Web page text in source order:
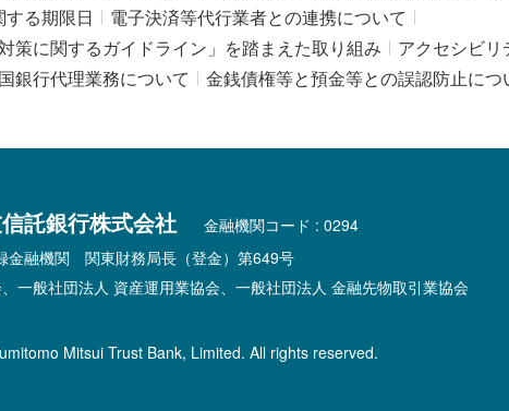
る期限日
電子決済等代行業者との連携について
策に関するガイドライン」を踏まえた取り組み
アクセシビリ
銀行代理業務について
金銭債権等と預金等との誤認防止につ
託銀行株式会社
金融機関コード : 0294
金融機関 関東財務局長（登金）第649号
一般社団法人 資産運用業協会、一般社団法人 金融先物取引業協会
Mitsui Trust Bank, Limited. All rights reserved.